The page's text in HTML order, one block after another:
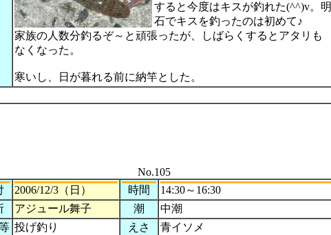
すると今度はキスが釣れた(^^)v。明
石でキスを釣ったのは初めて♪
家族の人数分釣るぞ～と頑張ったが、しばらくするとアタリも
なくなった。
寒いし、日が暮れる前に納竿とした。
No.105
2006/12/3（日） 時間
14:30～16:30
アジュール舞子 潮
中潮
投げ釣り
えさ
青イソメ